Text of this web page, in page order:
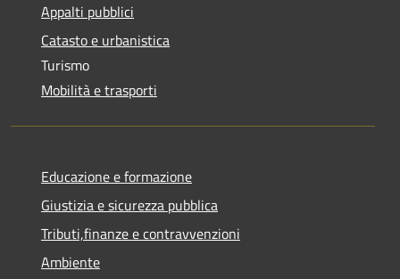
Appalti pubblici
Catasto e urbanistica
Turismo
Mobilità e trasporti
Educazione e formazione
Giustizia e sicurezza pubblica
Tributi,finanze e contravvenzioni
Ambiente